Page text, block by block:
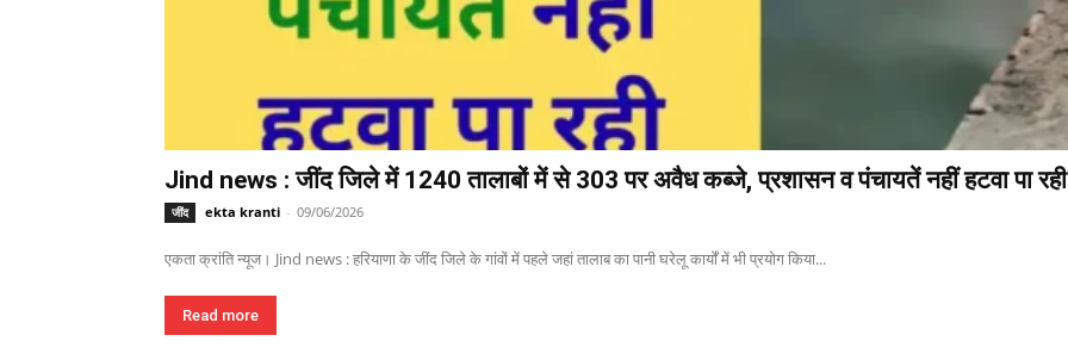
Jind news : जींद जिले में 1240 तालाबों में से 303 पर अवैध कब्जे, प्रशासन व पंचायतें नहीं हटवा पा रही
जींद ekta kranti - 09/06/2026
एकता क्रांति न्यूज। Jind news : हरियाणा के जींद जिले के गांवों में पहले जहां तालाब का पानी घरेलू कार्यों में भी प्रयोग किया...
Read more